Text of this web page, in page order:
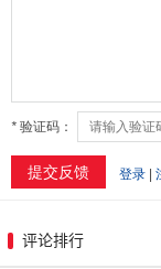
评论排行